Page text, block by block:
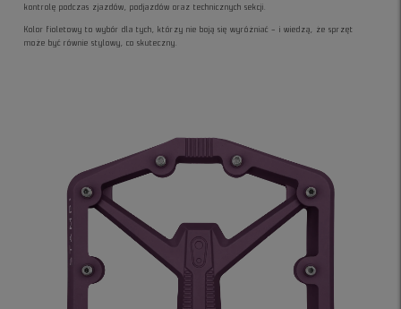
kontrolę podczas zjazdów, podjazdów oraz technicznych sekcji.
Kolor fioletowy to wybór dla tych, którzy nie boją się wyróżniać – i wiedzą, że sprzęt
może być równie stylowy, co skuteczny.